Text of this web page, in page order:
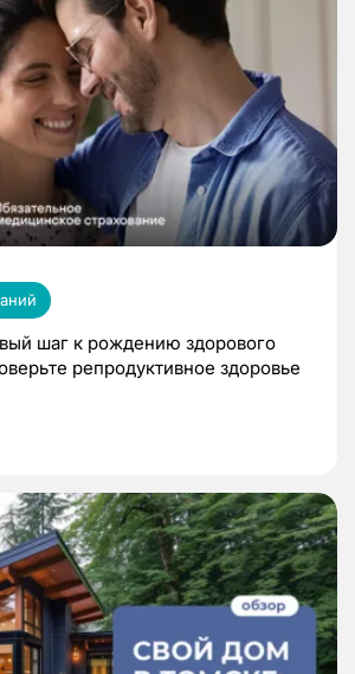
шаг к рождению здорового
репродуктивное здоровье